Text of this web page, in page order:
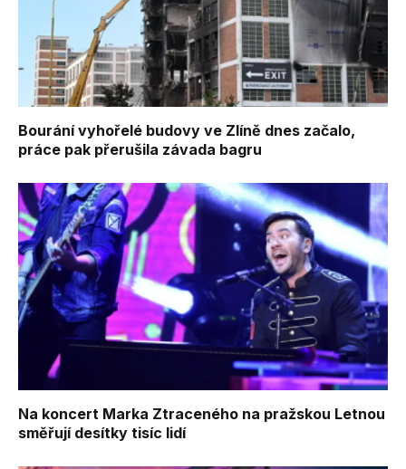
Bourání vyhořelé budovy ve Zlíně dnes začalo,
práce pak přerušila závada bagru
Na koncert Marka Ztraceného na pražskou Letnou
směřují desítky tisíc lidí